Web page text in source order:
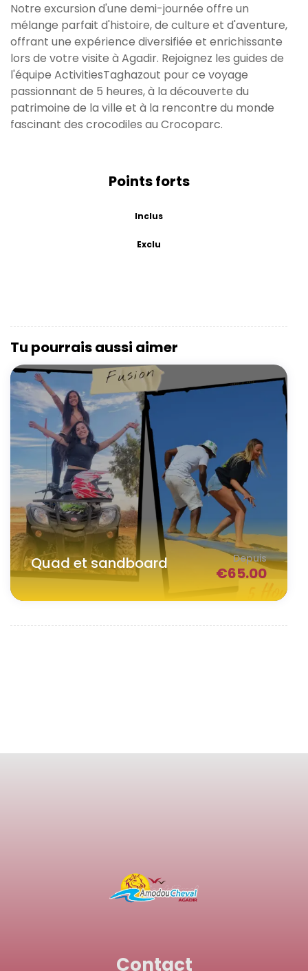
Notre excursion d'une demi-journée offre un
mélange parfait d'histoire, de culture et d'aventure,
offrant une expérience diversifiée et enrichissante
lors de votre visite à Agadir. Rejoignez les guides de
l'équipe ActivitiesTaghazout pour ce voyage
passionnant de 5 heures, à la découverte du
patrimoine de la ville et à la rencontre du monde
fascinant des crocodiles au Crocoparc.
Points forts
Inclus
Exclu
Tu pourrais aussi aimer
Quad et sandboard Depuis
€65.00
Contact